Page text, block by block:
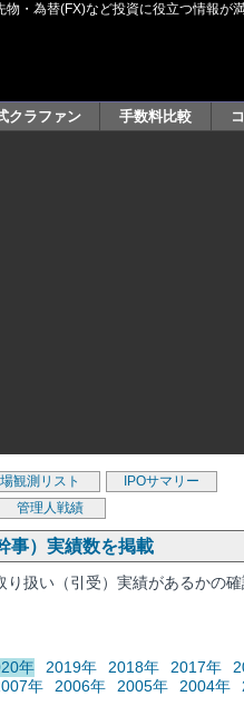
・為替(FX)など投資に役立つ情報が
クラファン 手数料比較
場観測リスト
IPOサマリー
管理人戦績
事）実績数を掲載
扱い（引受）実績があるかの
年 2019年 2018年 2017年
年 2006年 2005年 2004年